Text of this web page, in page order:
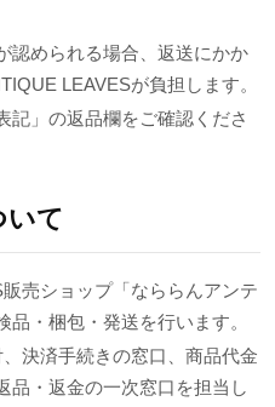
認められる場合、返送にかか
LEAVESが負担します。
記」の返品欄をご確認くださ
いて
売ショップ「なららんアンテ
・梱包・発送を行います。
決済手続きの窓口、商品代金
品・返金の一次窓口を担当し